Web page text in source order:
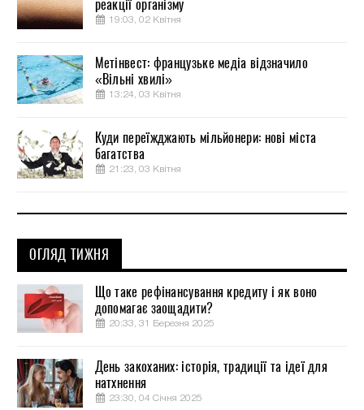
реакції організму
19:03, 02 Квітня
Метінвест: французьке медіа відзначило
«Вільні хвилі»
13:24, 03 Квітня
Куди переїжджають мільйонери: нові міста
багатства
21:23, 03 Квітня
ОГЛЯД ТИЖНЯ
Що таке рефінансування кредиту і як воно
допомагає заощадити?
20:33, 31 Березня 2025
День закоханих: історія, традиції та ідеї для
натхнення
23:30, 04 Січня 2025